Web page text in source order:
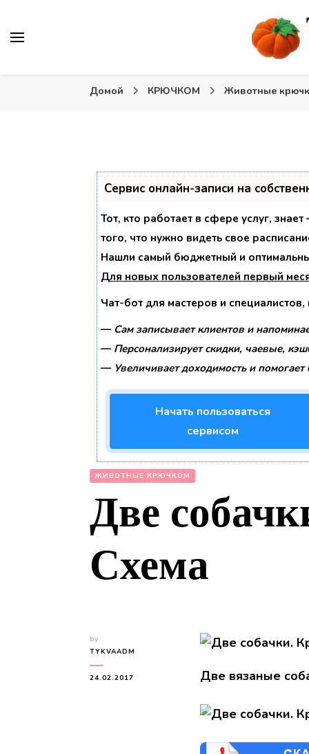
Тыква: Вяжем игрушки
Домой КРЮЧКОМ Животные
Сервис онлайн-записи на
Тот, кто работает в сфере услуг,
того, что нужно видеть свое
Нашли самый бюджетный и
Для новых пользователей первый
Чат-бот для мастеров и
— Сам записывает клиентов и
— Персонализирует скидки, чаевые,
— Увеличивает доходимость и
Начать пользоваться
сервисом
ЖИВОТНЫЕ КРЮЧКОМ
Две
Схема
by
TYKVAADM
24.02.2017 Две вязаные